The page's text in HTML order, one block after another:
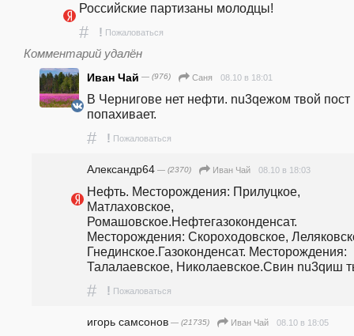
Российские партизаны молодцы!
# ! Пожаловаться
Комментарий удалён
Иван Чай — (976) Саня 08.10 в 18:01
В Чернигове нет нефти. nu3qежом твой пост
попахивает.
# ! Пожаловаться
Александр64 — (2370) Иван Чай 08.10 в 18:03
Нефть. Месторождения: Прилуцкое,
Матлаховское,
Ромашовское.Нефтегазоконденсат.
Месторождения: Скороходовское,
Гнединское.Газоконденсат. Месторождения:
Талалаевское, Николаевское.Свин nu3qиш
# ! Пожаловаться
игорь самсонов — (21735) Иван Чай 08.10 в 18:05